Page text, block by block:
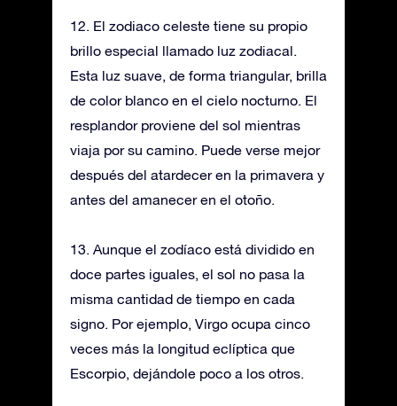
12. El zodiaco celeste tiene su propio
brillo especial llamado luz zodiacal.
Esta luz suave, de forma triangular, brilla
de color blanco en el cielo nocturno. El
resplandor proviene del sol mientras
viaja por su camino. Puede verse mejor
después del atardecer en la primavera y
antes del amanecer en el otoño.
13. Aunque el zodíaco está dividido en
doce partes iguales, el sol no pasa la
misma cantidad de tiempo en cada
signo. Por ejemplo, Virgo ocupa cinco
veces más la longitud eclíptica que
Escorpio, dejándole poco a los otros.